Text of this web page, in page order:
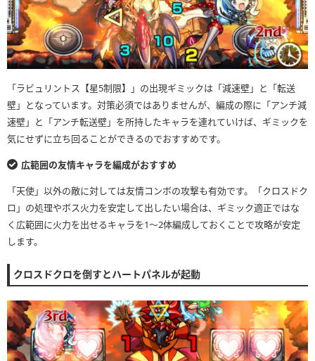
「ラビュリントス【星5制限】」の出現ギミックは「減速壁」と「転送
壁」となっています。対策必須ではありませんが、編成の際に「アンチ減
速壁」と「アンチ転送壁」を所持したキャラを連れていけば、ギミックを
気にせずに立ち回ることができるのでおすすめです。
広範囲の友情キャラを編成がおすすめ
「天使」以外の敵に対しては友情コンボの攻撃も有効です。「クロスドク
ロ」の処理やボス火力を安定して出したい場合は、ギミック適正ではな
く広範囲に火力を出せるキャラを1〜2体編成しておくことで攻略が安定
します。
クロスドクロを倒すとハートパネルが起動